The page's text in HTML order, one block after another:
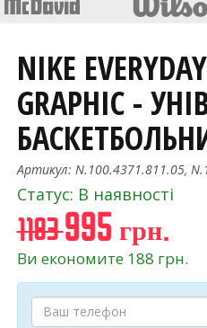
NIKE
GRAPHIC -
Артикул: N.100.4371.811.05,
Статус: В наявності
1183995 грн.
Ви економите 188 грн.